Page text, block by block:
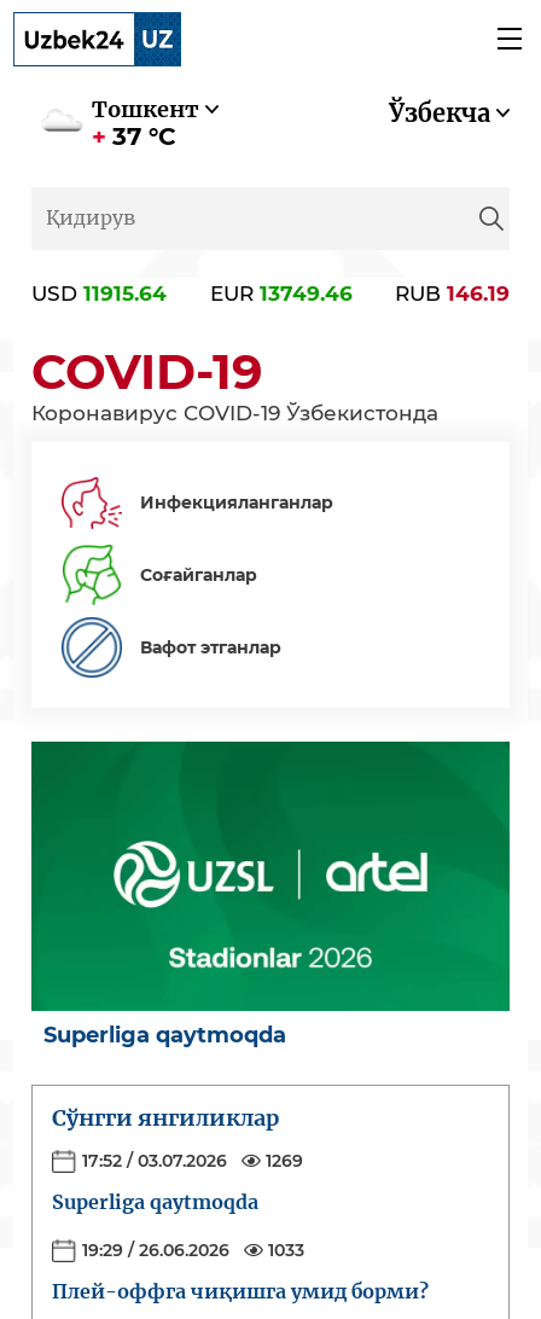
Тошкент
37 °C
Ўзбекча
USD 11915.64 EUR 13749.46 RUB 146.19
COVID-19
Коронавирус COVID-19 Ўзбекистонда
Инфекцияланганлар
Соғайганлар
Вафот этганлар
Superliga qaytmoqda
Сўнгги янгиликлар
17:52 / 03.07.2026 1269
Superliga qaytmoqda
19:29 / 26.06.2026 1033
Плей-оффга чиқишга умид борми?